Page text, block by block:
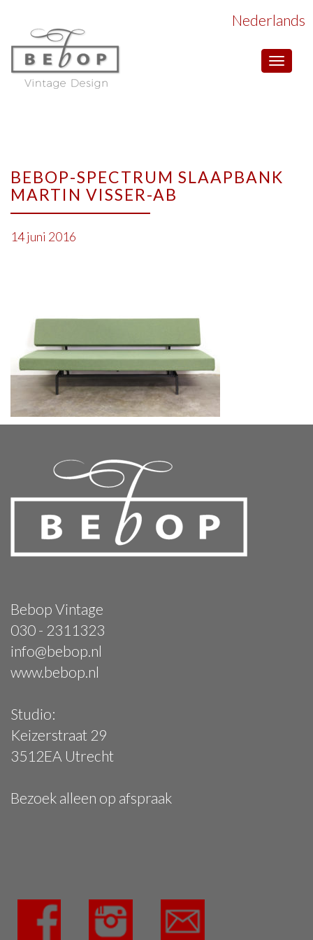
Toggle
Nederlands
BEBOP-SPECTRUM SLAAPBANK
MARTIN VISSER-AB
14 juni 2016
Bebop Vintage
030 - 2311323
info@bebop.nl
www.bebop.nl
Studio:
Keizerstraat 29
3512EA Utrecht
Bezoek alleen op afspraak